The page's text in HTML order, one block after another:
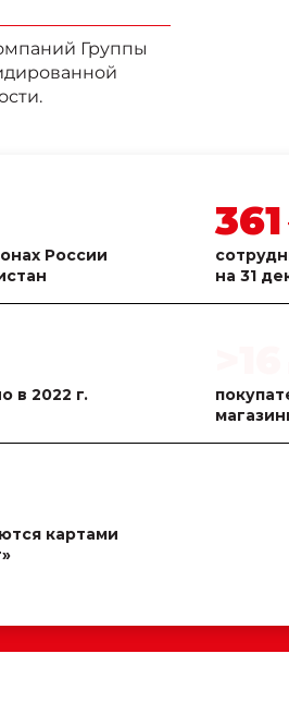
Группы
России
361
на 31
в 2022 г.
картами